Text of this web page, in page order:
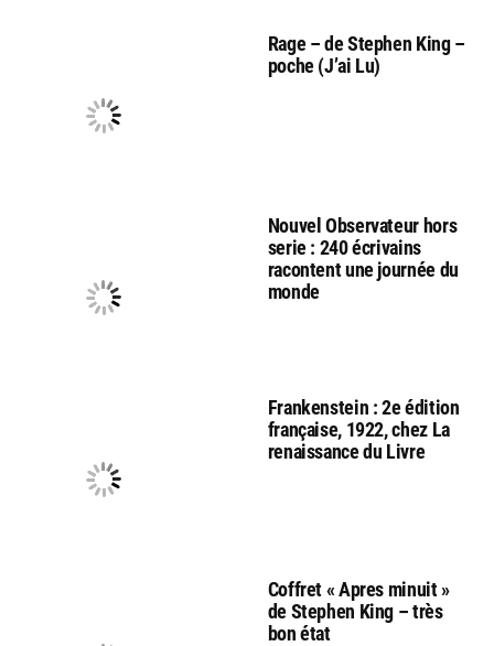
Rage – de Stephen King –
poche (J’ai Lu)
Nouvel Observateur hors
serie : 240 écrivains
racontent une journée du
monde
Frankenstein : 2e édition
française, 1922, chez La
renaissance du Livre
Coffret « Apres minuit »
de Stephen King – très
bon état